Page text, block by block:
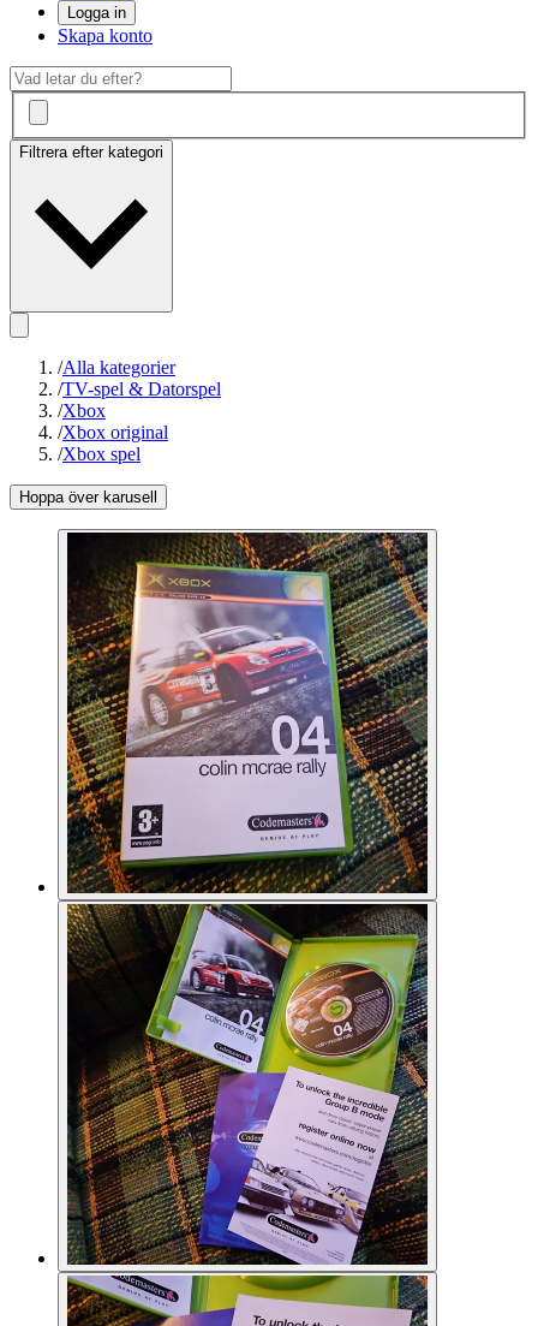
Logga in
Skapa konto
Filtrera efter kategori
/Alla kategorier
/TV-spel & Datorspel
/Xbox
/Xbox original
/Xbox spel
Hoppa över karusell